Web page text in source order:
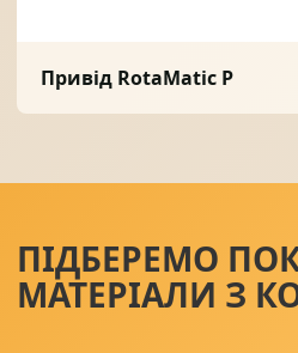
Привід RotaMatic P
ПІДБЕРЕМО
МАТЕРІАЛИ З